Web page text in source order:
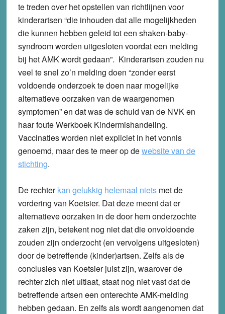
te treden over het opstellen van richtlijnen voor
kinderartsen “die inhouden dat alle mogelijkheden
die kunnen hebben geleid tot een shaken-baby-
syndroom worden uitgesloten voordat een melding
bij het AMK wordt gedaan”. Kinderartsen zouden nu
veel te snel zo’n melding doen “zonder eerst
voldoende onderzoek te doen naar mogelijke
alternatieve oorzaken van de waargenomen
symptomen” en dat was de schuld van de NVK en
haar foute Werkboek Kindermishandeling.
Vaccinaties worden niet expliciet in het vonnis
genoemd, maar des te meer op dewebsite van de
stichting.
De rechterkan gelukkig helemaal nietsmet de
vordering van Koetsier. Dat deze meent dat er
alternatieve oorzaken in de door hem onderzochte
zaken zijn, betekent nog niet dat die onvoldoende
zouden zijn onderzocht (en vervolgens uitgesloten)
door de betreffende (kinder)artsen. Zelfs als de
conclusies van Koetsier juist zijn, waarover de
rechter zich niet uitlaat, staat nog niet vast dat de
betreffende artsen een onterechte AMK-melding
hebben gedaan. En zelfs als wordt aangenomen dat